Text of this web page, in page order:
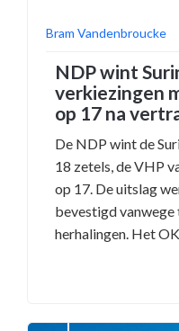
Bram Vandenbroucke
NDP wint
verkiezingen
op 17 na
De NDP wint de
18 zetels, de VHP
op 17. De uitslag
bevestigd vanwege
herhalingen. Het